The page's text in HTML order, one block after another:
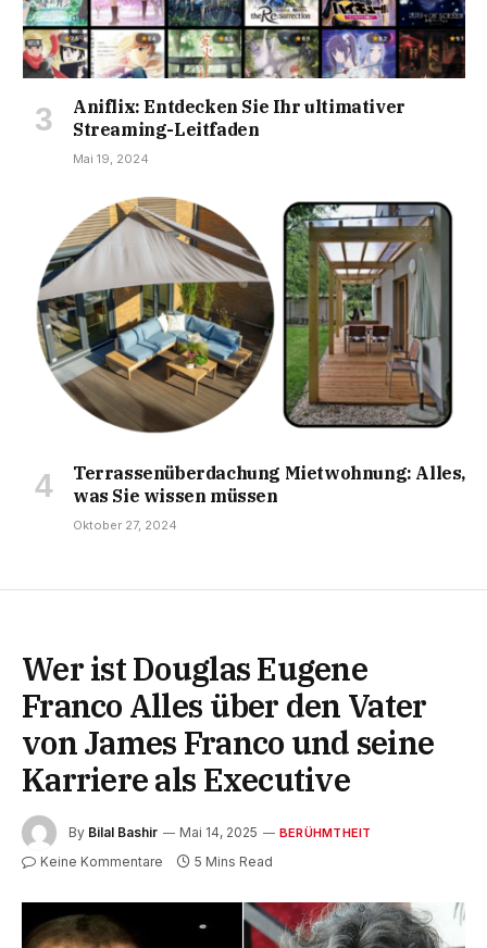
Aniflix: Entdecken Sie Ihr ultimativer
Streaming-Leitfaden
Mai 19, 2024
Terrassenüberdachung Mietwohnung: Alles,
was Sie wissen müssen
Oktober 27, 2024
Wer ist Douglas Eugene
Franco Alles über den Vater
von James Franco und seine
Karriere als Executive
By Bilal Bashir Mai 14, 2025 BERÜHMTHEIT
Keine Kommentare 5 Mins Read